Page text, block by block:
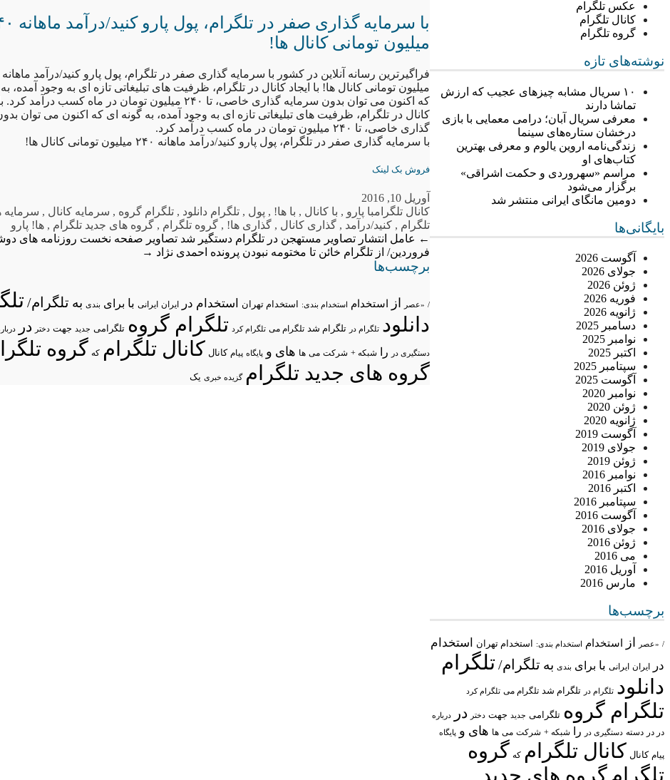
عکس تلگرام
کانال تلگرام
گروه تلگرام
نوشته‌های تازه
۱۰ سریال مشابه چیزهای عجیب که ارزش
تماشا دارند
معرفی سریال آبان؛ درامی معمایی با بازی
درخشان ستاره‌های سینما
زندگی‌نامه اروین یالوم و معرفی بهترین
کتاب‌های او
مراسم «سهروردی و حکمت اشراقی»
برگزار می‌شود
دومین مانگای ایرانی منتشر شد
بایگانی‌ها
آگوست 2026
جولای 2026
ژوئن 2026
فوریه 2026
ژانویه 2026
دسامبر 2025
نوامبر 2025
اکتبر 2025
سپتامبر 2025
آگوست 2025
نوامبر 2020
ژوئن 2020
ژانویه 2020
آگوست 2019
جولای 2019
ژوئن 2019
نوامبر 2016
اکتبر 2016
سپتامبر 2016
آگوست 2016
جولای 2016
ژوئن 2016
می 2016
آوریل 2016
مارس 2016
برچسب‌ها
/ «عصر از استخدام استخدام بندی: استخدام تهران
استخدام
در
ایران ایرانی با برای بندی به تلگرام/ تلگرام
دانلود تلگرام در تلگرام شد تلگرام می تلگرام کرد
تلگرام گروه تلگرامی جدید جهت دختر در درباره
در در دسته دستگیری در را شبکه + شرکت می ها های و پایگاه
پیام کانال کانال تلگرام که گروه
تلگرام گروه های جدید
با سرمایه گذاری صفر
میلیون تومانی کانال ها!
میلیون تومانی کانال ها! با ایجاد کانال در تلگرام، ظرفیت های تبلیغاتی تازه ای به وجود آمده،
که اکنون می توان بدون سرمایه گذاری خاصی، تا ۲۴۰ میلیون تومان در ماه کسب درآمد
کانال در تلگرام، ظرفیت های تبلیغاتی تازه ای به وجود آمده، به گونه ای که اکنون می توان
گذاری خاصی، تا ۲۴۰ میلیون تومان در ماه کسب درآمد کرد.
با سرمایه گذاری صفر در تلگرام، پول پارو کنید/درآمد ماهانه ۲۴۰ میلیون تومانی کانال ها!
فروش بک لینک
آوریل 10, 2016
کانال تلگرامبا پارو , با کانال , با ها! , پول , تلگرام دانلود , تلگرام گروه , سرمایه کانال , سرمایه
تلگرام , کنید/درآمد , گذاری کانال , گذاری ها! , گروه تلگرام , گروه های جدید تلگرام , ها! پارو
← عامل انتشار تصاویر مستهجن در تلگرام دستگیر شد
فروردین/ از تلگرام خائن تا مختومه نبودن پرونده احمدی نژاد →
برچسب‌ها
/ «عصر از استخدام استخدام بندی: استخدام تهران استخدام در ایران ایرانی با برای بندی به تلگرام/
دانلود تلگرام در تلگرام شد تلگرام می تلگرام کرد تلگرام گروه تلگرامی جدید جهت دختر در
دستگیری در را شبکه + شرکت می ها های و پایگاه پیام کانال کانال تلگرام که گروه
گروه های جدید تلگرام گزیده خبری یک